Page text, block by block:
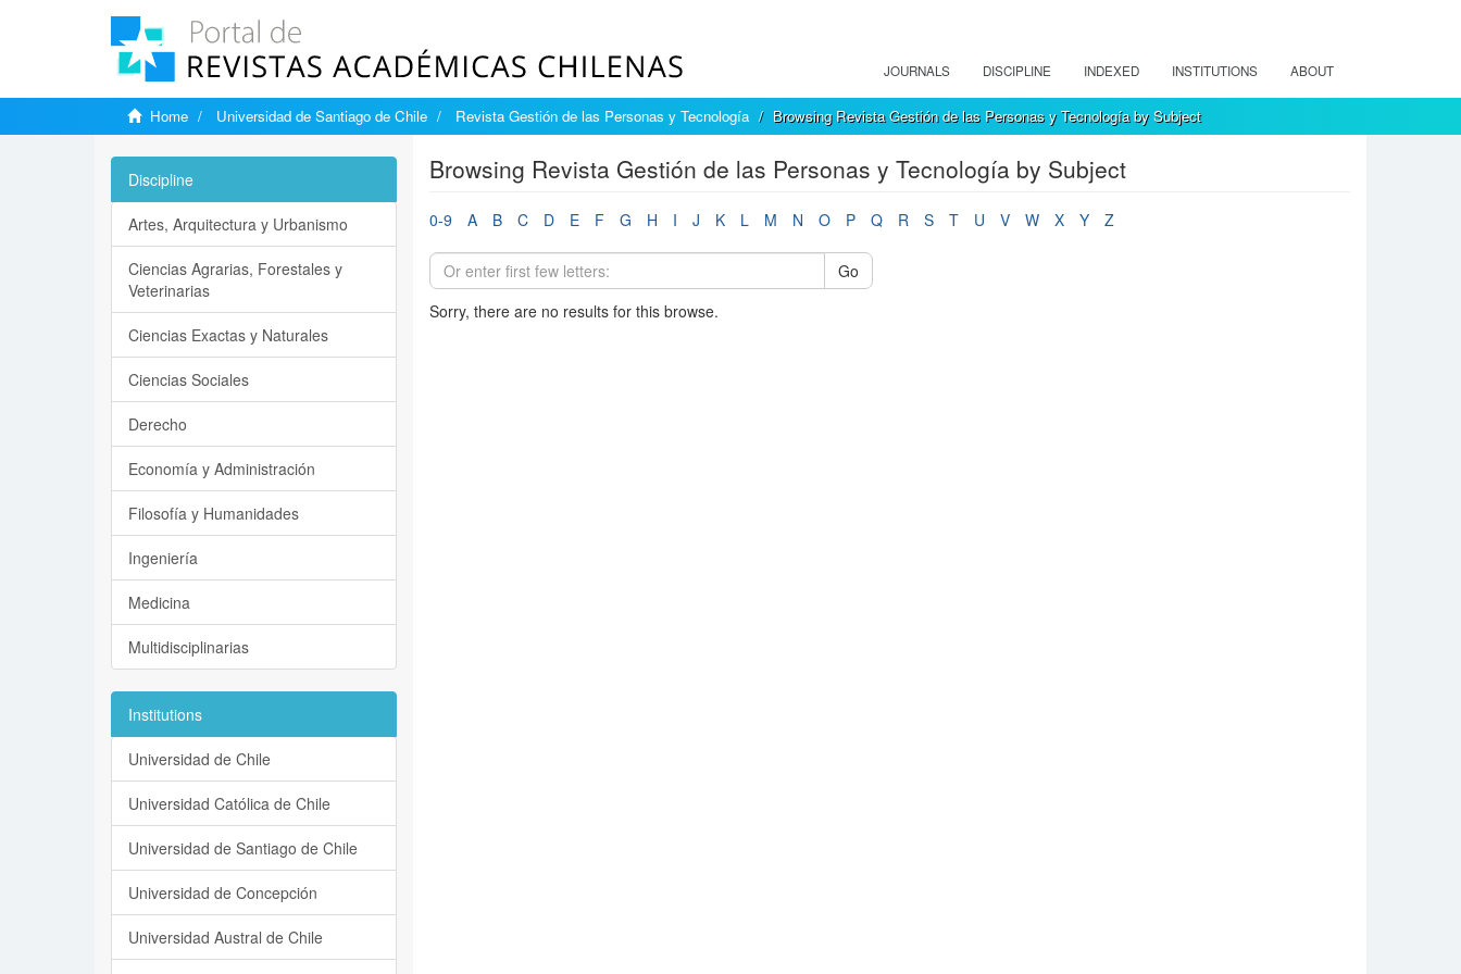
JOURNALS DISCIPLINE INDEXED INSTITUTIONS ABOUT
Home Universidad de Santiago de Chile Revista Gestión de las Personas y Tecnología Browsing Revista Gestión de las Personas y Tecnología by Subject
Browsing Revista Gestión de las Personas y Tecnología by Subject
0-9 A B C D E F G H I J K L M N O P Q R S T U V W X Y Z
Go
Sorry, there are no results for this browse.
Discipline
Artes, Arquitectura y Urbanismo
Ciencias Agrarias, Forestales y
Veterinarias
Ciencias Exactas y Naturales
Ciencias Sociales
Derecho
Economía y Administración
Filosofía y Humanidades
Ingeniería
Medicina
Multidisciplinarias
Institutions
Universidad de Chile
Universidad Católica de Chile
Universidad de Santiago de Chile
Universidad de Concepción
Universidad Austral de Chile